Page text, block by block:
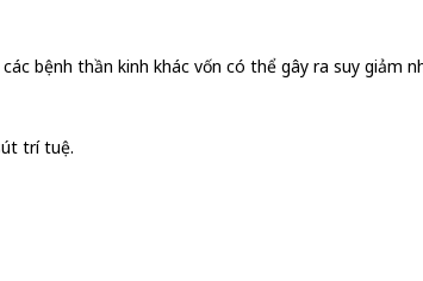
bệnh thần kinh khác vốn có thể gây ra suy giảm
trí tuệ.